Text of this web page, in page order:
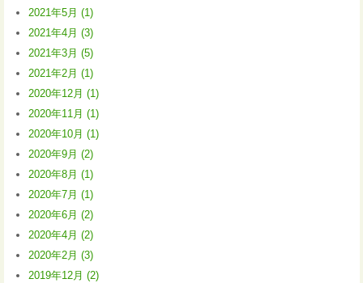
2021年5月 (1)
2021年4月 (3)
2021年3月 (5)
2021年2月 (1)
2020年12月 (1)
2020年11月 (1)
2020年10月 (1)
2020年9月 (2)
2020年8月 (1)
2020年7月 (1)
2020年6月 (2)
2020年4月 (2)
2020年2月 (3)
2019年12月 (2)